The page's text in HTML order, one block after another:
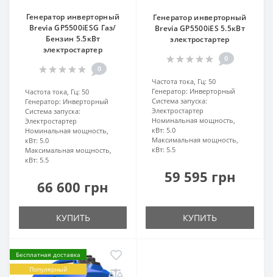
Генератор инверторный
Brevia GP5500iESG Газ/
Бензин 5.5кВт
электростартер
0
Частота тока, Гц: 50
Генератор: Инверторный
Система запуска:
Электростартер
Номинальная мощность,
кВт: 5.0
Максимальная мощность,
кВт: 5.5
66 600 грн
КУПИТЬ
Генератор инверторный
Brevia GP5500iES 5.5кВт
электростартер
0
Частота тока, Гц: 50
Генератор: Инверторный
Система запуска:
Электростартер
Номинальная мощность,
кВт: 5.0
Максимальная мощность,
кВт: 5.5
59 595 грн
КУПИТЬ
Бесплатная доставка
Популярный